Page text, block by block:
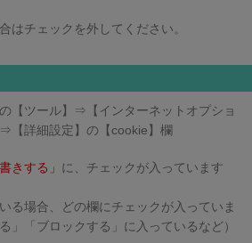
はチェックを外してください。
【ツール】⇒【インターネットオプショ
【詳細設定】の【cookie】欄
きする」 に、チェックが入っています
る場合、どの欄にチェックが入っていま
」「ブロックする」に入っているなど）